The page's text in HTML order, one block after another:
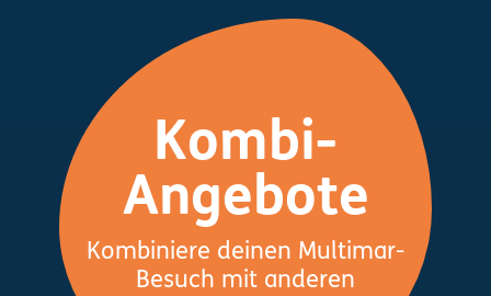
Kombi-
Angebote
Kombiniere deinen Multimar-
Besuch mit anderen